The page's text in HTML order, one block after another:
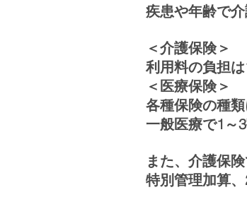
疾患や年齢で
＜介護保険＞
利用料の負担
＜医療保険＞
各種保険の種
一般医療で1～
また、介護保
特別管理加算